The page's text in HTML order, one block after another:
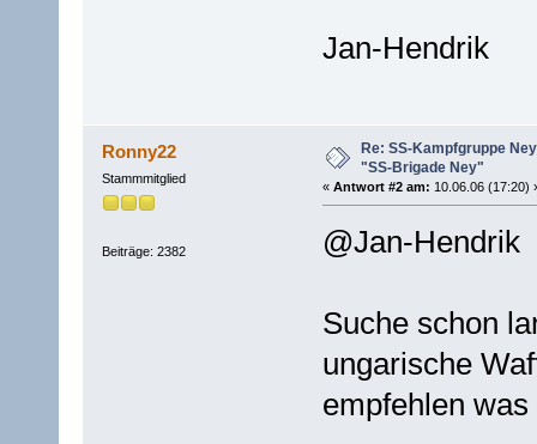
Jan-Hendrik
Ronny22
Stammmitglied
Beiträge: 2382
Re: SS-Kampfgruppe
"SS-Brigade Ney"
« Antwort #2 am: 10.06.06 (17:20)
@Jan-Hendrik
Suche schon
ungarische
empfehlen